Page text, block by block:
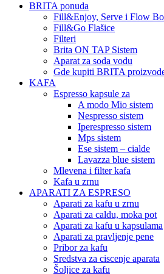
BRITA ponuda
Fill&Enjoy, Serve i Flow
Fill&Go Flašice
Filteri
Brita ON TAP Sistem
Aparat za soda vodu
Gde kupiti BRITA
KAFA
Espresso kapsule za
A modo Mio sistem
Nespresso sistem
Iperespresso sistem
Mps sistem
Ese sistem – cialde
Lavazza blue sistem
Mlevena i filter kafa
Kafa u zrnu
APARATI ZA ESPRESO
Aparati za kafu u zrnu
Aparati za caldu, moka pot
Aparati za kafu u kapsulama
Aparati za pravljenje pene
Pribor za kafu
Sredstva za ciscenje aparata
Šoljice za kafu